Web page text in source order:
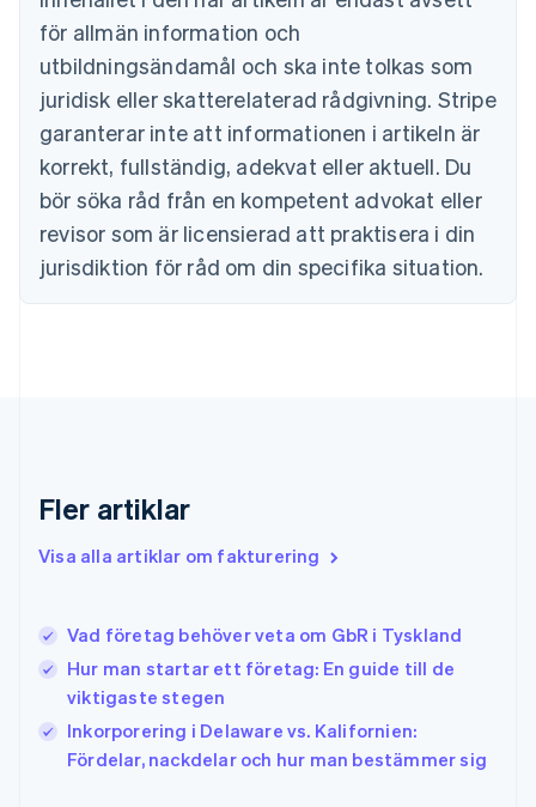
för allmän information och
utbildningsändamål och ska inte tolkas som
juridisk eller skatterelaterad rådgivning. Stripe
garanterar inte att informationen i artikeln är
korrekt, fullständig, adekvat eller aktuell. Du
bör söka råd från en kompetent advokat eller
revisor som är licensierad att praktisera i din
jurisdiktion för råd om din specifika situation.
Fler artiklar
Visa alla artiklar om fakturering
Vad företag behöver veta om GbR i Tyskland
Hur man startar ett företag: En guide till de
viktigaste stegen
Inkorporering i Delaware vs. Kalifornien:
Fördelar, nackdelar och hur man bestämmer sig
English
English
Estland
English
Fastlandskina
简体中文English
Finland
Frankrike
FrançaisEnglish
English
English
Japan
日本語 English
EnglishFrançais
Kroatien
EnglishItaliano